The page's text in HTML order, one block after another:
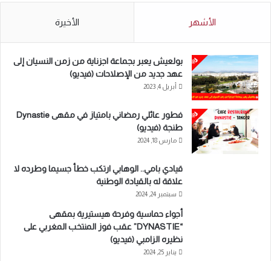
الأشهر الأخيرة
بولعيش يعبر بجماعة اجزناية من زمن النسيان إلى
عهد جديد من الإصلاحات (فيديو)
أبريل 4, 2023
فطور عائلي رمضاني بامتياز في مقهى Dynastie
طنجة (فيديو)
مارس 18, 2024
قيادي بامي.. الوهابي ارتكب خطأ جسيما وطرده لا
علاقة له بالقيادة الوطنية
سبتمبر 24, 2024
أجواء حماسية وفرحة هيستيرية بمقهى
“DYNASTIE” عقب فوز المنتخب المغربي على
نظيره الزامبي (فيديو)
يناير 25, 2024